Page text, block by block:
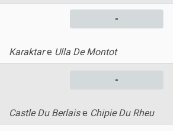
-
Karaktare Ulla De Montot
-
Castle Du Berlaise Chipie Du Rheu